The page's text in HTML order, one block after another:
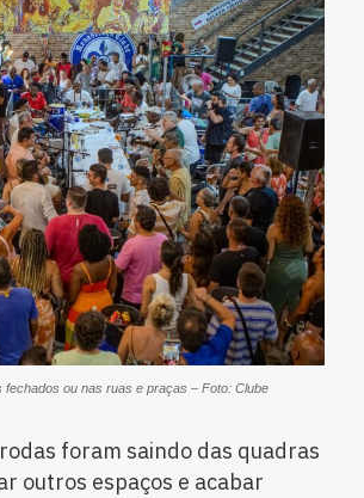
ou nas ruas e praças – Foto: Clube
foram saindo das quadras
outros espaços e acabar